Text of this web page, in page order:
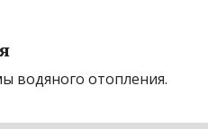
водяного отопления.